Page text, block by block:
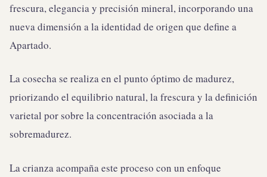
frescura, elegancia y precisión mineral, incorporando una
nueva dimensión a la identidad de origen que define a
Apartado.
La cosecha se realiza en el punto óptimo de madurez,
priorizando el equilibrio natural, la frescura y la definición
varietal por sobre la concentración asociada a la
sobremadurez.
La crianza acompaña este proceso con un enfoque